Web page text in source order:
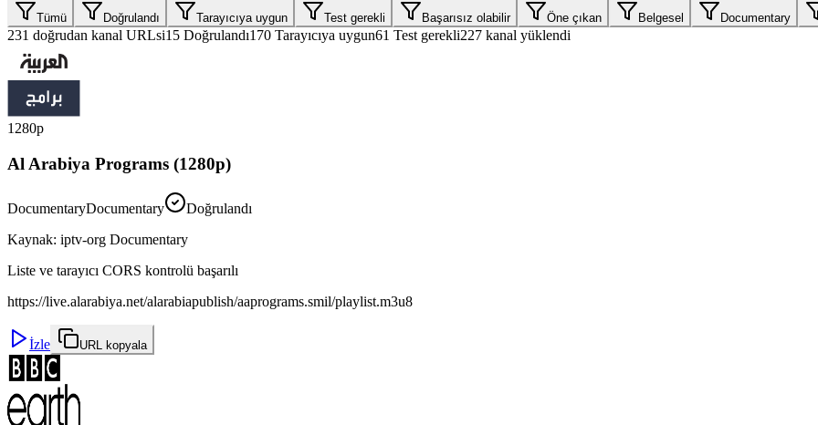
Tümü Doğrulandı Tarayıcıya uygun Test gerekli Başarısız olabilir Öne çıkan Belgesel Documentary
231 doğrudan kanal URLsi15 Doğrulandı170 Tarayıcıya uygun61 Test gerekli227 kanal yüklendi
1280p
Al Arabiya Programs (1280p)
DocumentaryDocumentary
Doğrulandı
Kaynak: iptv-org Documentary
Liste ve tarayıcı CORS kontrolü başarılı
https://live.alarabiya.net/alarabiapublish/aaprograms.smil/playlist.m3u8
İzle URL kopyala